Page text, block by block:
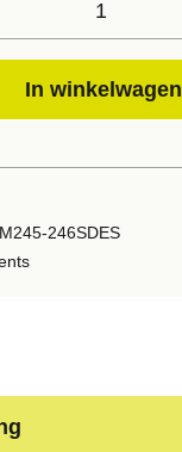
In winkelwagen
246SDES